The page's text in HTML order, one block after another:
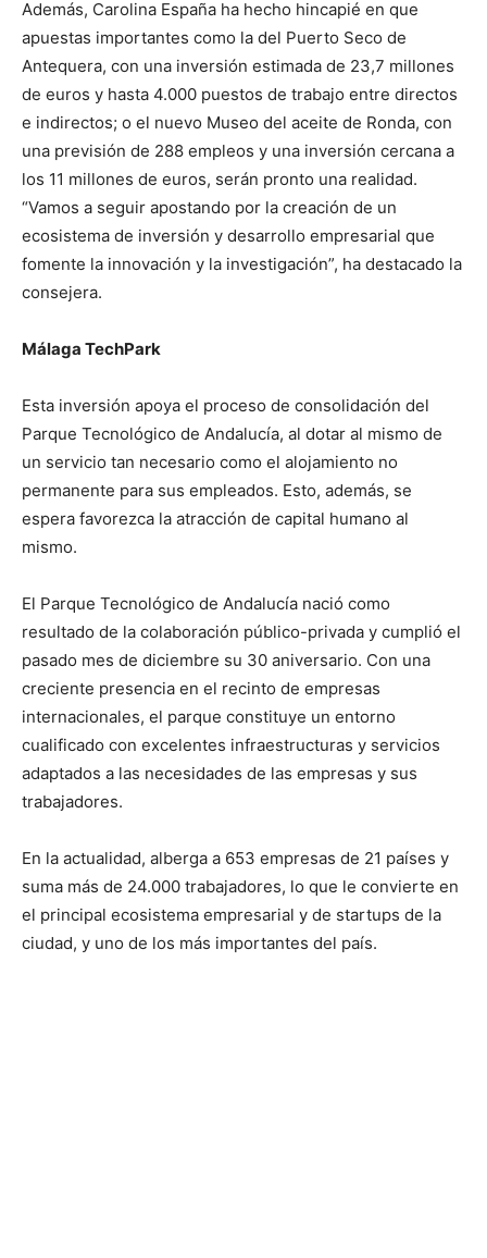
Además, Carolina España ha hecho hincapié en que
apuestas importantes como la del Puerto Seco de
Antequera, con una inversión estimada de 23,7 millones
de euros y hasta 4.000 puestos de trabajo entre directos
e indirectos; o el nuevo Museo del aceite de Ronda, con
una previsión de 288 empleos y una inversión cercana a
los 11 millones de euros, serán pronto una realidad.
“Vamos a seguir apostando por la creación de un
ecosistema de inversión y desarrollo empresarial que
fomente la innovación y la investigación”, ha destacado la
consejera.
Málaga TechPark
Esta inversión apoya el proceso de consolidación del
Parque Tecnológico de Andalucía, al dotar al mismo de
un servicio tan necesario como el alojamiento no
permanente para sus empleados. Esto, además, se
espera favorezca la atracción de capital humano al
mismo.
El Parque Tecnológico de Andalucía nació como
resultado de la colaboración público-privada y cumplió el
pasado mes de diciembre su 30 aniversario. Con una
creciente presencia en el recinto de empresas
internacionales, el parque constituye un entorno
cualificado con excelentes infraestructuras y servicios
adaptados a las necesidades de las empresas y sus
trabajadores.
En la actualidad, alberga a 653 empresas de 21 países y
suma más de 24.000 trabajadores, lo que le convierte en
el principal ecosistema empresarial y de startups de la
ciudad, y uno de los más importantes del país.